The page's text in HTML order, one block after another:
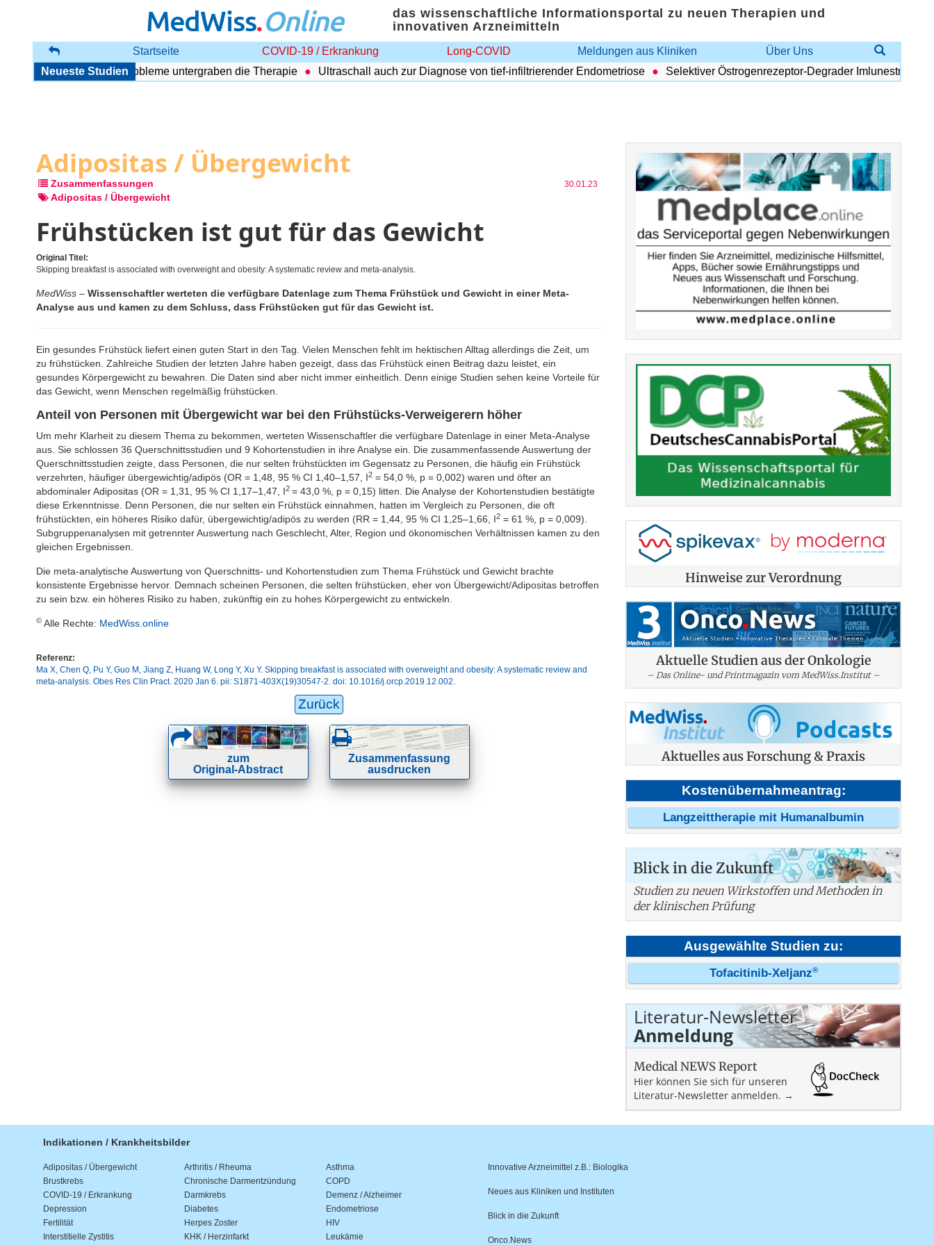
MedWiss.Online
das wissenschaftliche Informationsportal zu neuen Therapien und
innovativen Arzneimitteln
Startseite COVID-19 / Erkrankung Long-COVID Meldungen aus Kliniken
Über Uns
Neueste Studien
Begleitende Probleme untergraben die Therapie Ultraschall auch zur Diagnose von tief-infiltrierender Endometriose Selektiver Östrogenrezeptor-Degrader Imlunestrant:
Adipositas / Übergewicht
Zusammenfassungen 30.01.23
Adipositas / Übergewicht
Frühstücken ist gut für das Gewicht
Original Titel:
Skipping breakfast is associated with overweight and obesity: A systematic review and meta-analysis.
MedWiss – Wissenschaftler werteten die verfügbare Datenlage zum Thema Frühstück und Gewicht in einer Meta-
Analyse aus und kamen zu dem Schluss, dass Frühstücken gut für das Gewicht ist.
Ein gesundes Frühstück liefert einen guten Start in den Tag. Vielen Menschen fehlt im hektischen Alltag allerdings die Zeit, um
zu frühstücken. Zahlreiche Studien der letzten Jahre haben gezeigt, dass das Frühstück einen Beitrag dazu leistet, ein
gesundes Körpergewicht zu bewahren. Die Daten sind aber nicht immer einheitlich. Denn einige Studien sehen keine Vorteile für
das Gewicht, wenn Menschen regelmäßig frühstücken.
Anteil von Personen mit Übergewicht war bei den Frühstücks-Verweigerern höher
Um mehr Klarheit zu diesem Thema zu bekommen, werteten Wissenschaftler die verfügbare Datenlage in einer Meta-Analyse
aus. Sie schlossen 36 Querschnittsstudien und 9 Kohortenstudien in ihre Analyse ein. Die zusammenfassende Auswertung der
Querschnittsstudien zeigte, dass Personen, die nur selten frühstückten im Gegensatz zu Personen, die häufig ein Frühstück
verzehrten, häufiger übergewichtig/adipös (OR = 1,48, 95 % CI 1,40–1,57, I2 = 54,0 %, p = 0,002) waren und öfter an
abdominaler Adipositas (OR = 1,31, 95 % CI 1,17–1,47, I2 = 43,0 %, p = 0,15) litten. Die Analyse der Kohortenstudien bestätigte
diese Erkenntnisse. Denn Personen, die nur selten ein Frühstück einnahmen, hatten im Vergleich zu Personen, die oft
frühstückten, ein höheres Risiko dafür, übergewichtig/adipös zu werden (RR = 1,44, 95 % CI 1,25–1,66, I2 = 61 %, p = 0,009).
Subgruppenanalysen mit getrennter Auswertung nach Geschlecht, Alter, Region und ökonomischen Verhältnissen kamen zu den
gleichen Ergebnissen.
Die meta-analytische Auswertung von Querschnitts- und Kohortenstudien zum Thema Frühstück und Gewicht brachte
konsistente Ergebnisse hervor. Demnach scheinen Personen, die selten frühstücken, eher von Übergewicht/Adipositas betroffen
zu sein bzw. ein höheres Risiko zu haben, zukünftig ein zu hohes Körpergewicht zu entwickeln.
© Alle Rechte: MedWiss.online
Referenz:
Ma X, Chen Q, Pu Y, Guo M, Jiang Z, Huang W, Long Y, Xu Y. Skipping breakfast is associated with overweight and obesity: A systematic review and
meta-analysis. Obes Res Clin Pract. 2020 Jan 6. pii: S1871-403X(19)30547-2. doi: 10.1016/j.orcp.2019.12.002.
Zurück
zum
Original-Abstract
Zusammenfassung
ausdrucken
Hinweise zur Verordnung
Aktuelle Studien aus der Onkologie
– Das Online- und Printmagazin vom MedWiss.Institut –
Aktuelles aus Forschung & Praxis
Kostenübernahmeantrag:
Langzeittherapie mit Humanalbumin
Blick in die Zukunft
Studien zu neuen Wirkstoffen und Methoden in
der klinischen Prüfung
Ausgewählte Studien zu:
Tofacitinib-Xeljanz®
Literatur-Newsletter
Anmeldung
Medical NEWS Report
Hier können Sie sich für unseren
Literatur-Newsletter anmelden. →
Indikationen / Krankheitsbilder
Adipositas / Übergewicht Arthritis / Rheuma
Asthma
Brustkrebs
Chronische Darmentzündung
COPD
COVID-19 / Erkrankung
Darmkrebs
Demenz / Alzheimer
Depression
Diabetes
Endometriose
Fertilität
Herpes Zoster
HIV
Interstitielle Zystitis
KHK / Herzinfarkt Leukämie
Innovative Arzneimittel z.B.: Biologika
Neues aus Kliniken und Instituten
Blick in die Zukunft
Onco.News